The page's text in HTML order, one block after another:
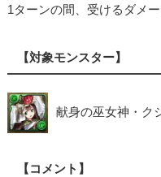
1ターンの間、受けるダメ
【対象モンスター】
献身の巫女神・ク
【コメント】